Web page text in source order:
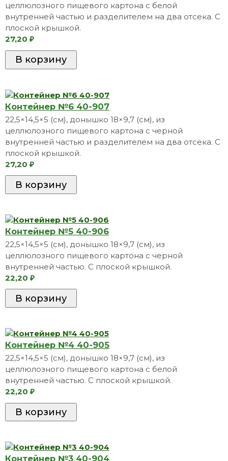
целлюлозного пищевого картона с белой
внутренней частью и разделителем на два отсека. С
плоской крышкой.
27,20 ₽
Контейнер №6 40-907
22,5×14,5×5 (см), донышко 18×9,7 (см), из
целлюлозного пищевого картона с черной
внутренней частью и разделителем на два отсека. С
плоской крышкой.
27,20 ₽
Контейнер №5 40-906
22,5×14,5×5 (см), донышко 18×9,7 (см), из
целлюлозного пищевого картона с черной
внутренней частью. С плоской крышкой.
22,20 ₽
Контейнер №4 40-905
22,5×14,5×5 (см), донышко 18×9,7 (см), из
целлюлозного пищевого картона с белой
внутренней частью. С плоской крышкой.
22,20 ₽
Контейнер №3 40-904